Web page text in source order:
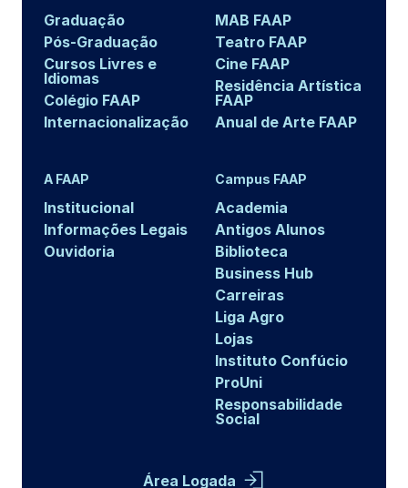
Graduação
Pós-Graduação
Cursos Livres e
Idiomas
Colégio FAAP
Internacionalização
MAB FAAP
Teatro FAAP
Cine FAAP
Residência Artística
FAAP
Anual de Arte FAAP
A FAAP
Institucional
Informações Legais
Ouvidoria
Campus FAAP
Academia
Antigos Alunos
Biblioteca
Business Hub
Carreiras
Liga Agro
Lojas
Instituto Confúcio
ProUni
Responsabilidade
Social
Área Logada